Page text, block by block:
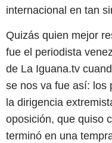
internacional en tan
Quizás quien mejor
fue el periodista
de La Iguana.tv
se nos va fue así: los
la dirigencia
oposición, que quiso
terminó en una